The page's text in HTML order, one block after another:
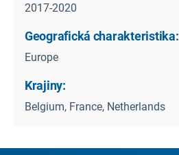
2017-2020
Geografická charakteristika:
Europe
Krajiny:
Belgium, France, Netherlands